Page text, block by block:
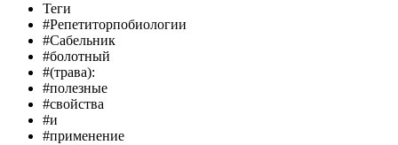
Теги
#Репетиторпобиологии
#Сабельник
#болотный
#(трава):
#полезные
#свойства
#и
#применение